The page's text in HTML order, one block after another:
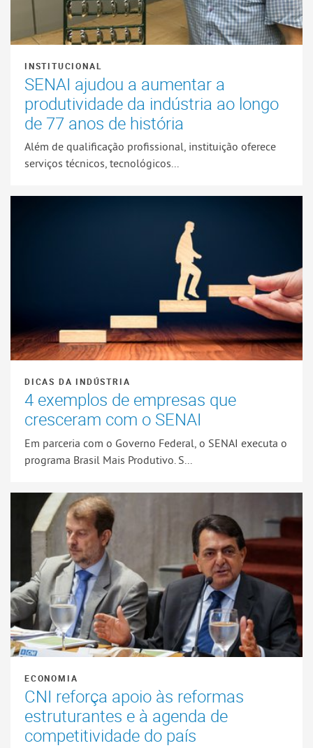
INSTITUCIONAL
SENAI ajudou a aumentar a
produtividade da indústria ao longo
de 77 anos de história
Além de qualificação profissional, instituição oferece
serviços técnicos, tecnológicos...
DICAS DA INDÚSTRIA
4 exemplos de empresas que
cresceram com o SENAI
Em parceria com o Governo Federal, o SENAI executa o
programa Brasil Mais Produtivo. S...
ECONOMIA
CNI reforça apoio às reformas
estruturantes e à agenda de
competitividade do país